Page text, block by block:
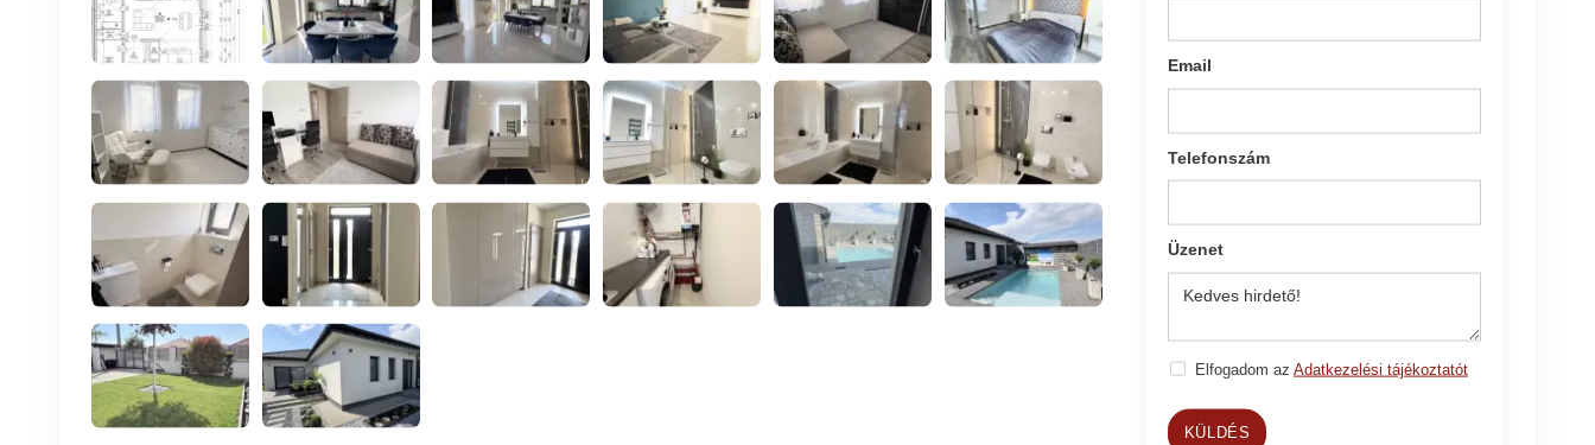
Email
Telefonszám
Üzenet
Elfogadom az Adatkezelési tájékoztatót
KÜLDÉS